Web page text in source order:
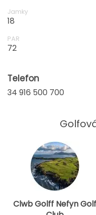
Jamky
18
PAR
72
Telefon
34 916 500 700
Clwb Golff Nefyn Golf